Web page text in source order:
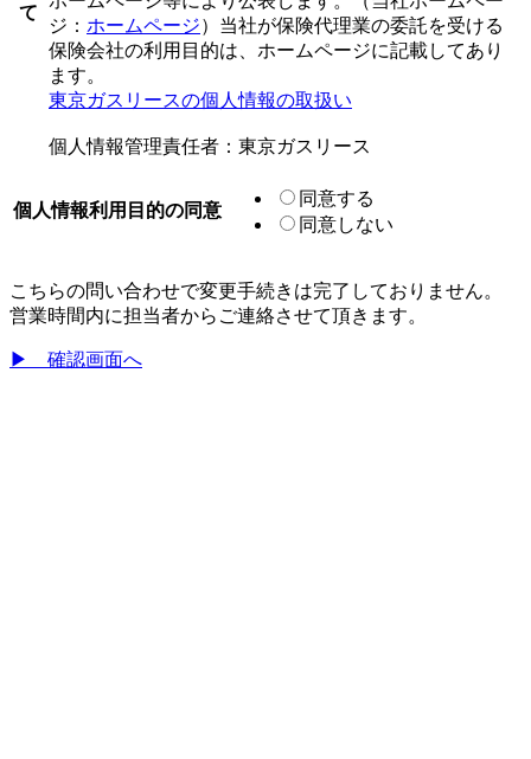
て
ジ： ホームページ）当社が保険代理業の委託を受ける
保険会社の利用目的は、ホームページに記載してあり
ます。
東京ガスリースの個人情報の取扱い
個人情報管理責任者：東京ガスリース
個人情報利用目的の同意
同意する
同意しない
こちらの問い合わせで変更手続きは完了しておりません。
営業時間内に担当者からご連絡させて頂きます。
▶ 確認画面へ